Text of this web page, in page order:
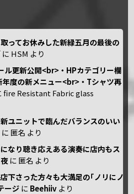
ってお休みした新緑五月の最後の
に HSM より
ル更新公開<br>・HPカテゴリー欄
度の新メニュー<br>・Tシャツ再
fire Resistant Fabric glass
ユニットで臨んだバランスのいい
に 匿名 より
なり聴き応えある演奏に店内もス
に 匿名 より
下さった方々も大満足の｢ノリにノ
ージ に Beehiiv より